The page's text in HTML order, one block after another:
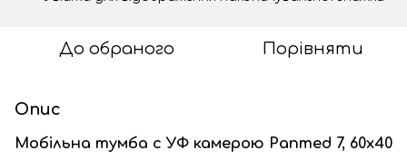
До обраного Порівняти
Опис
Мобільна тумба c УФ камерою Panmed 7, 60х40